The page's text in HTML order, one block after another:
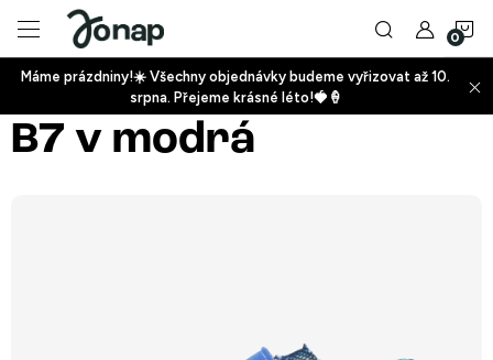
obsah
+
Máme prázdniny!☀️ Všechny objednávky budeme vyřizovat až 10.
srpna. Přejeme krásné léto!🍓🍦
B7 v modrá